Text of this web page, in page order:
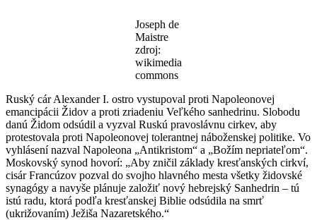
Joseph de
Maistre
zdroj:
wikimedia
commons
Ruský cár Alexander I. ostro vystupoval proti Napoleonovej
emancipácii Židov a proti zriadeniu Veľkého sanhedrinu. Slobodu
danú Židom odsúdil a vyzval Ruskú pravoslávnu cirkev, aby
protestovala proti Napoleonovej tolerantnej náboženskej politike. Vo
vyhlásení nazval Napoleona „Antikristom“ a „Božím nepriateľom“.
Moskovský synod hovorí: „Aby zničil základy kresťanských cirkví,
cisár Francúzov pozval do svojho hlavného mesta všetky židovské
synagógy a navyše plánuje založiť nový hebrejský Sanhedrin – tú
istú radu, ktorá podľa kresťanskej Biblie odsúdila na smrť
(ukrižovaním) Ježiša Nazaretského.“